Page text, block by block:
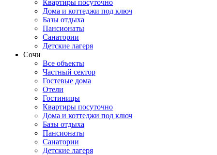
Квартиры посуточно
Дома и коттеджи под ключ
Базы отдыха
Пансионаты
Санатории
Детские лагеря
Сочи
Все объекты
Частный сектор
Гостевые дома
Отели
Гостиницы
Квартиры посуточно
Дома и коттеджи под ключ
Базы отдыха
Пансионаты
Санатории
Детские лагеря